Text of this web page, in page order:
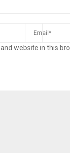
website in this